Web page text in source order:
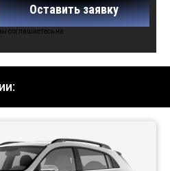
Оставить заявку
соглашаетесь на